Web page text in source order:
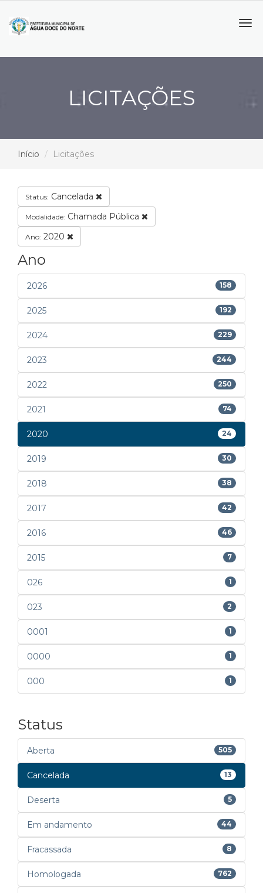
LICITAÇÕES
Início Licitações
Status: Cancelada
Modalidade: Chamada Pública
Ano: 2020
Ano
2026 158
2025 192
2024 229
2023 244
2022 250
2021 74
2020 24
2019 30
2018 38
2017 42
2016 46
2015 7
026 1
023 2
0001 1
0000 1
000 1
Status
Aberta 505
Cancelada 13
Deserta 5
Em andamento 44
Fracassada 8
Homologada 762